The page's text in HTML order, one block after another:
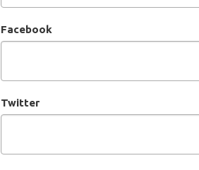
Facebook
Twitter